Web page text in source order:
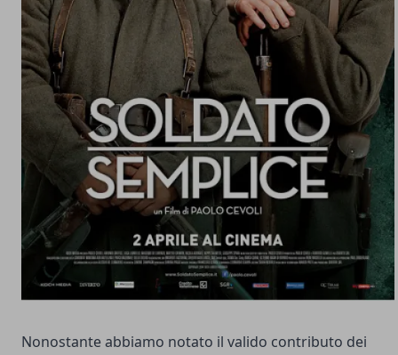
Nonostante abbiamo notato il valido contributo dei